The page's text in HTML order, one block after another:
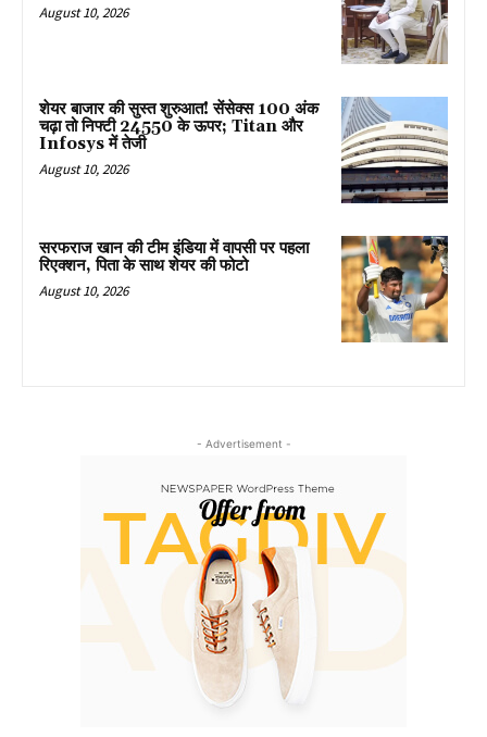
August 10, 2026
शेयर बाजार की सुस्त शुरुआत! सेंसेक्स 100 अंक
चढ़ा तो निफ्टी 24550 के ऊपर; Titan और
Infosys में तेजी
August 10, 2026
सरफराज खान की टीम इंडिया में वापसी पर पहला
रिएक्शन, पिता के साथ शेयर की फोटो
August 10, 2026
- Advertisement -